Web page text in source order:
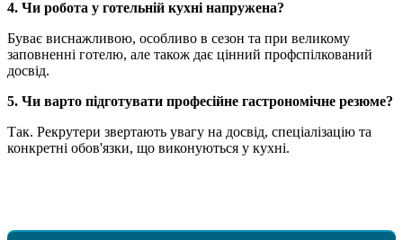
4. Чи робота у готельній кухні напружена?
Буває виснажливою, особливо в сезон та при великому
заповненні готелю, але також дає цінний профспілкований
досвід.
5. Чи варто підготувати професійне гастрономічне резюме?
Так. Рекрутери звертають увагу на досвід, спеціалізацію та
конкретні обов'язки, що виконуються у кухні.